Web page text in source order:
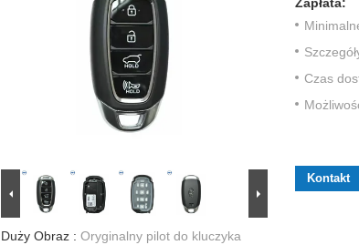
Duży Obraz : Oryginalny pilot do kluczyka
Zapłata:
Czas
Kontakt